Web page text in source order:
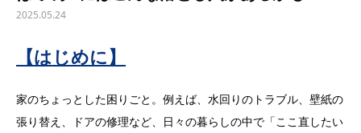
2025.05.24
【はじめに】
家のちょっとした困りごと。例えば、水回りのトラブル、壁紙の
張り替え、ドアの修理など、日々の暮らしの中で「ここ直したい